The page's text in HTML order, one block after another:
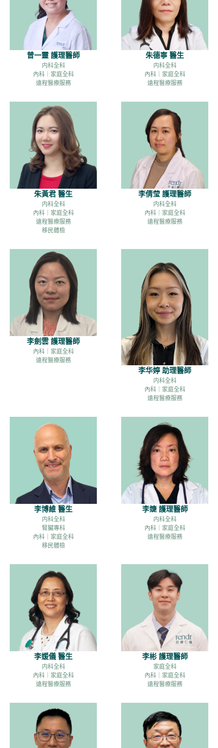
曾一靈 護理醫師
内科全科
內科｜家庭全科
遠程醫療服務
朱德寧 醫生
内科全科
內科｜家庭全科
遠程醫療服務
朱黃君 醫生
内科全科
內科｜家庭全科
遠程醫療服務
移民體檢
李倩莹 護理醫師
内科全科
內科｜家庭全科
遠程醫療服務
李劍雲 護理醫師
內科｜家庭全科
遠程醫療服務
李华婷 助理醫師
内科全科
內科｜家庭全科
遠程醫療服務
李博維 醫生
内科全科
腎臟專科
內科｜家庭全科
移民體檢
李婕 護理醫師
内科全科
內科｜家庭全科
遠程醫療服務
李媛儀 醫生
内科全科
內科｜家庭全科
遠程醫療服務
李彬 護理醫師
家庭全科
內科｜家庭全科
遠程醫療服務